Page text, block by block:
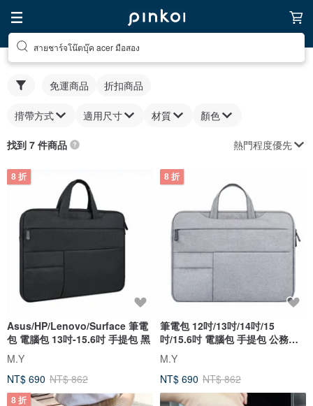
สายชาร์จโน๊ตบุ๊ค acer มือสอง
免運商品 折扣商品
揹帶方式 適用尺寸 材質 顏色
找到 7 件商品 熱門程度優先
8 折
Asus/HP/Lenovo/Surface 筆電
包 電腦包 13吋-15.6吋 手提包 黑
M.Y
NT$ 690 NT$ 862
8 折
筆電包 12吋/13吋/14吋/15
吋/15.6吋 電腦包 手提包 公務包
浅灰
M.Y
NT$ 690 NT$ 862
8 折